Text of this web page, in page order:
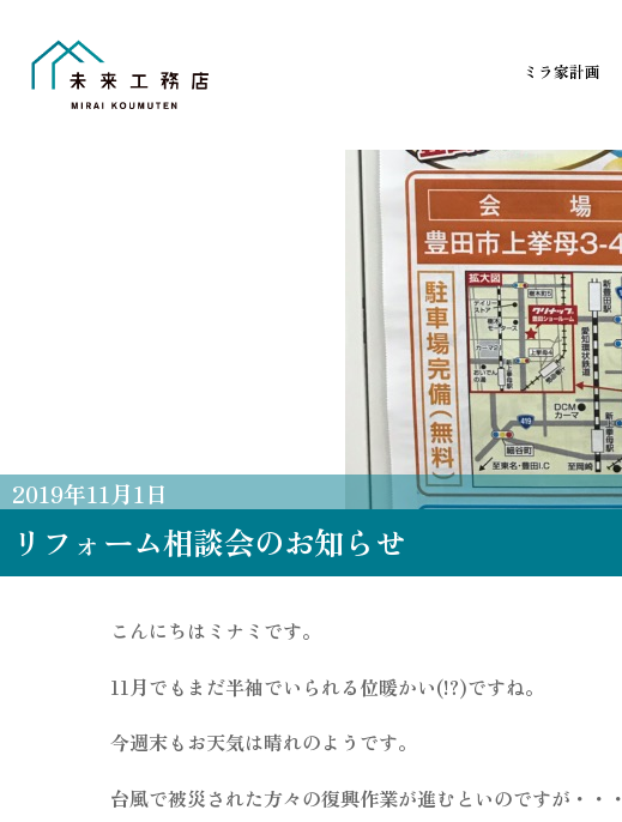
ミラ家計画
2019年11月1日
リフォーム相談会のお知らせ
こんにちはミナミです。
11月でもまだ半袖でいられる位暖かい(!?)ですね。
今週末もお天気は晴れのようです。
台風で被災された方々の復興作業が進むといのですが・・・